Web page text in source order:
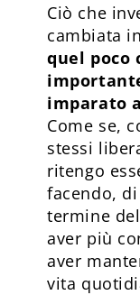
Ciò che
cambiata
quel poco
imparato
Come se,
stessi
ritengo
facendo,
termine
aver più
aver
vita